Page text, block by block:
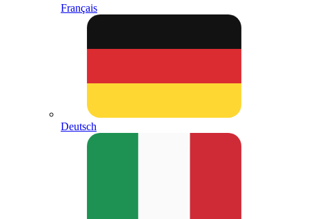
Français
Deutsch